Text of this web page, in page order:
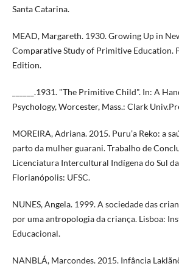
Santa Catarina.
MEAD, Margareth. 1930. Growing Up in
Comparative Study of Primitive Education.
Edition.
______.1931. "The Primitive Child". In: A
Psychology, Worcester, Mass.: Clark
MOREIRA, Adriana. 2015. Puru’a Reko: a
parto da mulher guarani. Trabalho de
Licenciatura Intercultural Indígena do Sul
Florianópolis: UFSC.
NUNES, Angela. 1999. A sociedade das
por uma antropologia da criança. Lisboa:
Educacional.
NANBLÁ, Marcondes. 2015. Infância